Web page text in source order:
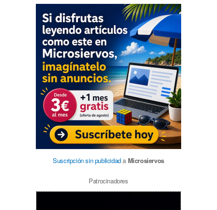
Suscripción sin publicidada Microsiervos
Patrocinadores